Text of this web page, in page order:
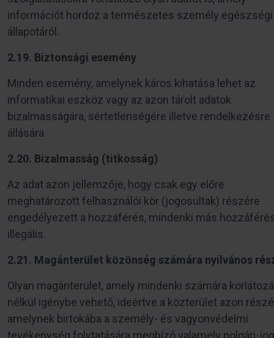
információt hordoz a természetes személy egészségi
állapotáról.
2.19. Biztonsági esemény
Minden esemény, amelynek káros kihatása lehet az
informatikai eszköz vagy az azon tárolt adatok
bizalmasságára, sértetlenségére illetve rendelkezésre
állására
2.20. Bizalmasság (titkosság)
Az adat azon jellemzője, hogy csak egy előre
meghatározott felhasználói kör (jogosultak) részére
engedélyezett a hozzáférés, mindenki más
illegális.
2.21. Magánterület közönség számára nyilvános
Olyan magánterület, amely mindenki számára
nélkül igénybe vehető, ideértve a közterület azon
amelynek birtokába a személy- és vagyonvédelmi
tevékenység folytatására megbízó valamely polgári-